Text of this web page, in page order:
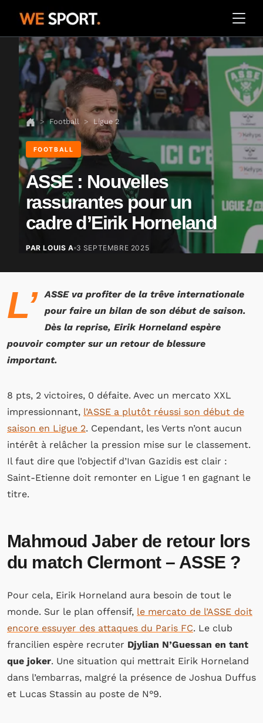
Football Ligue 2
FOOTBALL
ASSE : Nouvelles
rassurantes pour un
cadre d’Eirik Horneland
PAR LOUIS A 3 SEPTEMBRE 2025
L’
ASSE va profiter de la trêve internationale
pour faire un bilan de son début de saison.
Dès la reprise, Eirik Horneland espère
pouvoir compter sur un retour de blessure
important.
8 pts, 2 victoires, 0 défaite. Avec un mercato XXL
impressionnant, l’ASSE a plutôt réussi son début de
saison en Ligue 2. Cependant, les Verts n’ont aucun
intérêt à relâcher la pression mise sur le classement.
Il faut dire que l’objectif d’Ivan Gazidis est clair :
Saint-Etienne doit remonter en Ligue 1 en gagnant le
titre.
Mahmoud Jaber de retour lors
du match Clermont – ASSE ?
Pour cela, Eirik Horneland aura besoin de tout le
monde. Sur le plan offensif, le mercato de l’ASSE doit
encore essuyer des attaques du Paris FC. Le club
francilien espère recruter Djylian N’Guessan en tant
que joker. Une situation qui mettrait Eirik Horneland
dans l’embarras, malgré la présence de Joshua Duffus
et Lucas Stassin au poste de N°9.